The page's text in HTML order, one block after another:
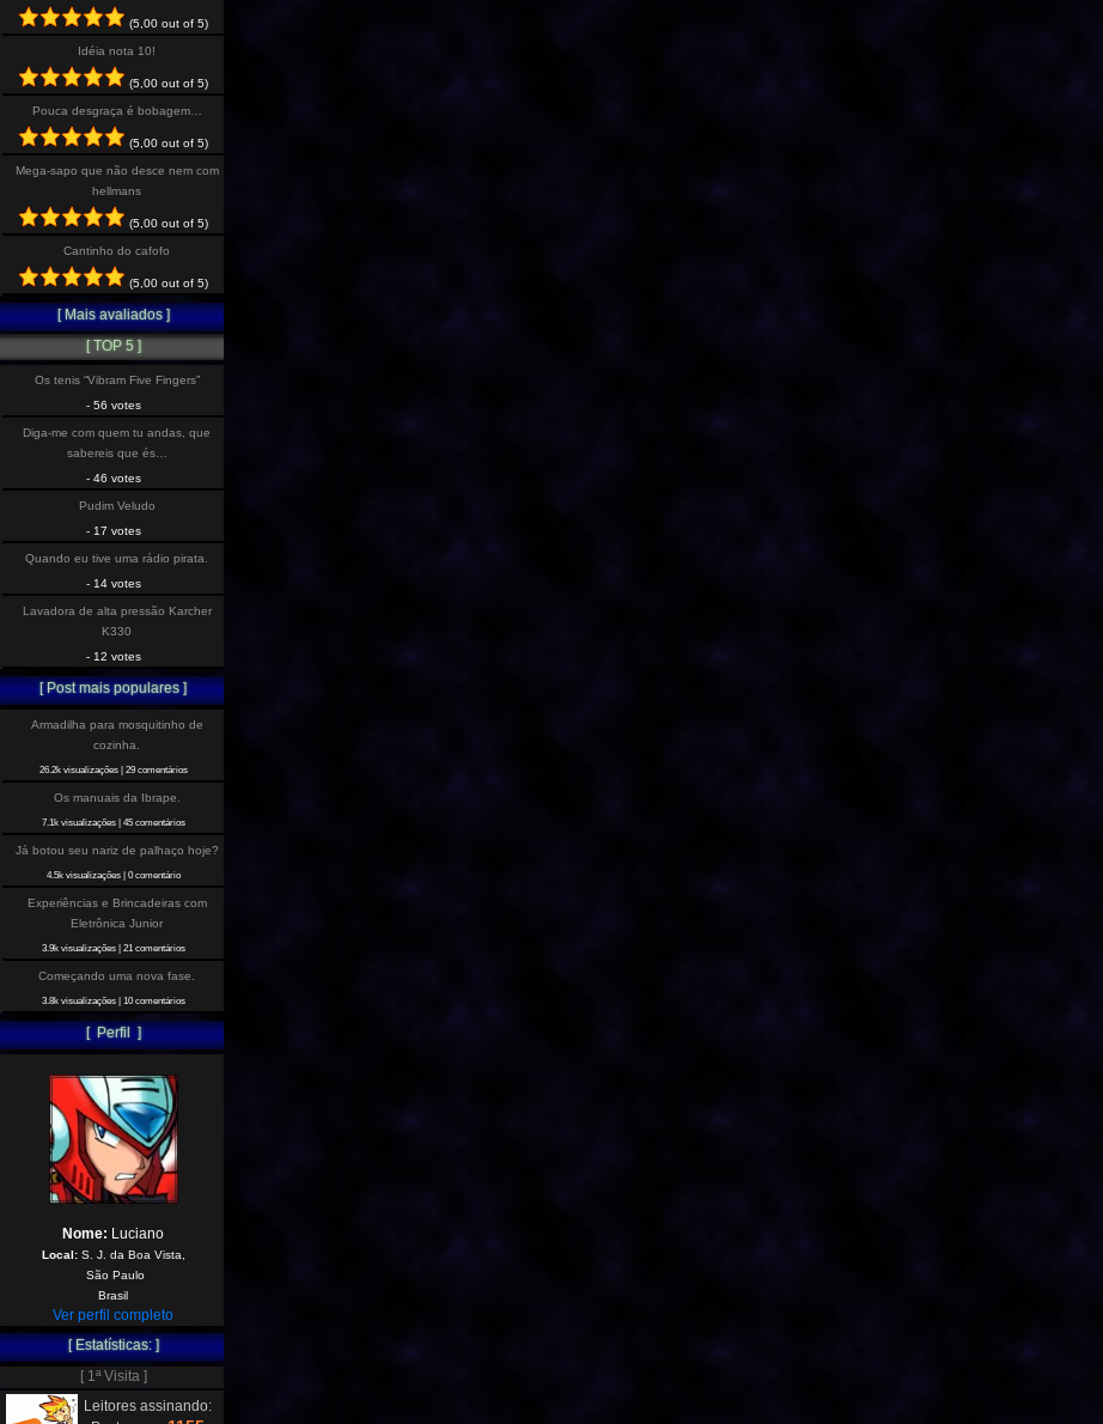
(5,00 out of 5)
Idéia nota 10!
(5,00 out of 5)
Pouca desgraça é bobagem…
(5,00 out of 5)
Mega-sapo que não desce nem com
hellmans
(5,00 out of 5)
Cantinho do cafofo
(5,00 out of 5)
[ Mais avaliados ]
[ TOP 5 ]
Os tenis “Vibram Five Fingers”
- 56 votes
Diga-me com quem tu andas, que
sabereis que és…
- 46 votes
Pudim Veludo
- 17 votes
Quando eu tive uma rádio pirata.
- 14 votes
Lavadora de alta pressão Karcher
K330
- 12 votes
[ Post mais populares ]
Armadilha para mosquitinho de
cozinha.
26.2k visualizações| 29 comentários
Os manuais da Ibrape.
7.1k visualizações| 45 comentários
Já botou seu nariz de palhaço hoje?
4.5k visualizações| 0 comentário
Experiências e Brincadeiras com
Eletrônica Junior
3.9k visualizações| 21 comentários
Começando uma nova fase.
3.8k visualizações| 10 comentários
[ Perfil ]
Nome: Luciano
Local:S. J. da Boa Vista,
São Paulo
Brasil
Ver perfil completo
[ Estatísticas: ]
[ 1ª Visita ]
Leitores assinando: